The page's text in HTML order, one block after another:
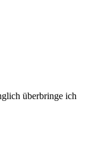
überbringe ich